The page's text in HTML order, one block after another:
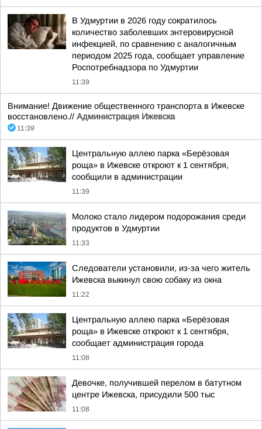
В Удмуртии в 2026 году сократилось
количество заболевших энтеровирусной
инфекцией, по сравнению с аналогичным
периодом 2025 года, сообщает управление
Роспотребнадзора по Удмуртии
11:39
Внимание! Движение общественного транспорта в Ижевске
восстановлено.// Администрация Ижевска
11:39
Центральную аллею парка «Берёзовая
роща» в Ижевске откроют к 1 сентября,
сообщили в администрации
11:39
Молоко стало лидером подорожания среди
продуктов в Удмуртии
11:33
Следователи установили, из-за чего житель
Ижевска выкинул свою собаку из окна
11:22
Центральную аллею парка «Берёзовая
роща» в Ижевске откроют к 1 сентября,
сообщает администрация города
11:08
Девочке, получившей перелом в батутном
центре Ижевска, присудили 500 тыс
11:08